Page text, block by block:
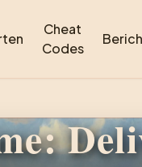
Cheat
Codes